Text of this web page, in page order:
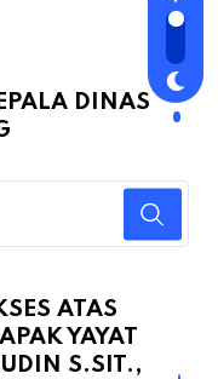
DINAS
ATAS
YAYAT
S.SIT.,